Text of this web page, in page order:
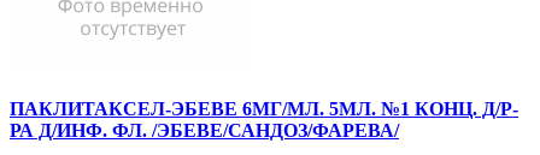
ПАКЛИТАКСЕЛ-ЭБЕВЕ 6МГ/МЛ. 5МЛ. №1 КОНЦ. Д/Р-
РА Д/ИНФ. ФЛ. /ЭБЕВЕ/САНДОЗ/ФАРЕВА/